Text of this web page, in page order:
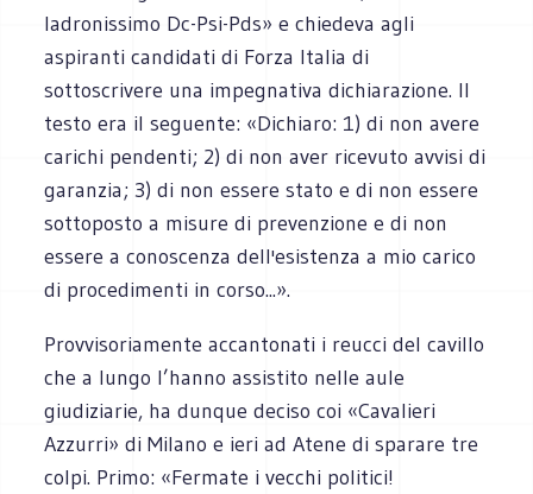
ladronissimo Dc-Psi-Pds» e chiedeva agli
aspiranti candidati di Forza Italia di
sottoscrivere una impegnativa dichiarazione. Il
testo era il seguente: «Dichiaro: 1) di non avere
carichi pendenti; 2) di non aver ricevuto avvisi di
garanzia; 3) di non essere stato e di non essere
sottoposto a misure di prevenzione e di non
essere a conoscenza dell'esistenza a mio carico
di procedimenti in corso...».
Provvisoriamente accantonati i reucci del cavillo
che a lungo l’hanno assistito nelle aule
giudiziarie, ha dunque deciso coi «Cavalieri
Azzurri» di Milano e ieri ad Atene di sparare tre
colpi. Primo: «Fermate i vecchi politici!